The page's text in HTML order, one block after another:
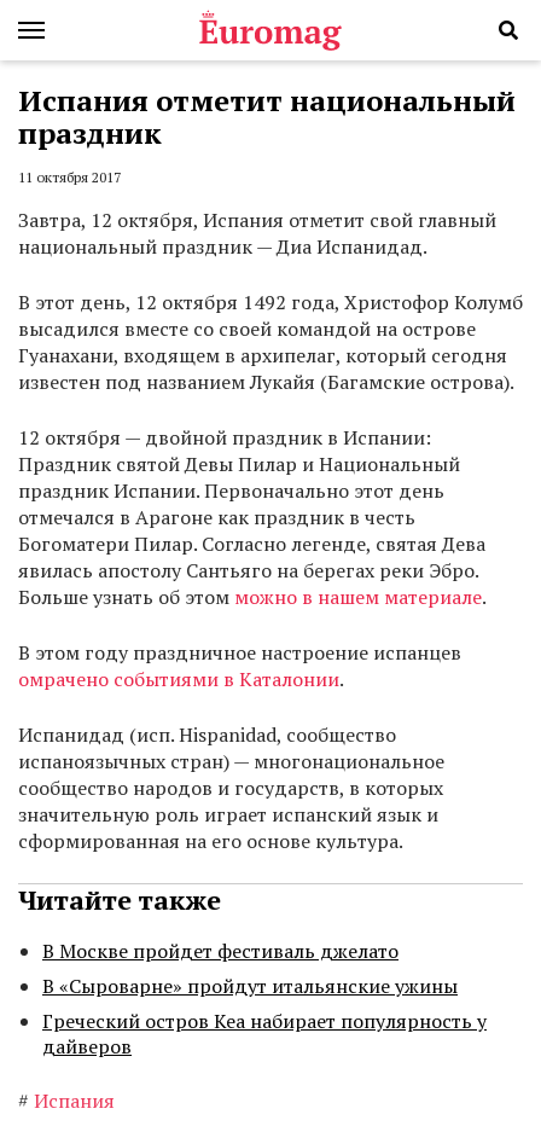
Испания отметит национальный
праздник
11 октября 2017
Завтра, 12 октября, Испания отметит свой главный
национальный праздник — Диа Испанидад.
В этот день, 12 октября 1492 года, Христофор Колумб
высадился вместе со своей командой на острове
Гуанахани, входящем в архипелаг, который сегодня
известен под названием Лукайя (Багамские острова).
12 октября — двойной праздник в Испании:
Праздник cвятой Девы Пилар и Национальный
праздник Испании. Первоначально этот день
отмечался в Арагоне как праздник в честь
Богоматери Пилар. Согласно легенде, святая Дева
явилась апостолу Сантьяго на берегах реки Эбро.
Больше узнать об этом можно в нашем материале.
В этом году праздничное настроение испанцев
омрачено событиями в Каталонии.
Испанидад (исп. Hispanidad, сообщество
испаноязычных стран) — многонациональное
сообщество народов и государств, в которых
значительную роль играет испанский язык и
сформированная на его основе культура.
Читайте также
В Москве пройдет фестиваль джелато
В «Сыроварне» пройдут итальянские ужины
Греческий остров Кеа набирает популярность у
дайверов
# Испания